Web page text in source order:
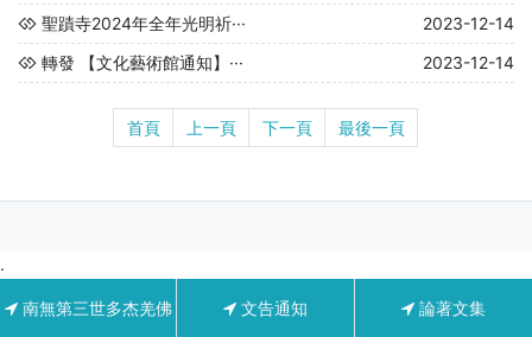
聖蹟寺2024年全年光明祈···
2023-12-14
轉發 【文化藝術館通知】···
2023-12-14
首頁 上一頁 下一頁 最後一頁
.
南無第三世多杰羌佛 文告通知 論著文集